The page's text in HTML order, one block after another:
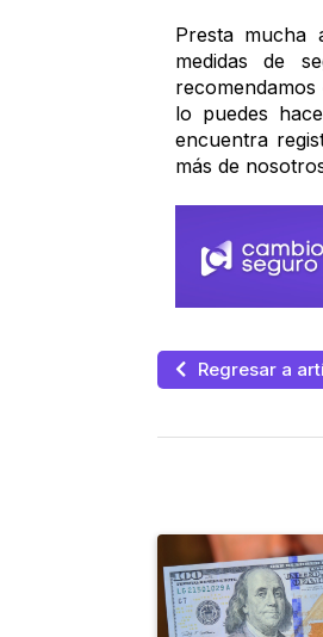
Presta mucha
medidas de
lo puedes
encuentra
más de
Regresar a